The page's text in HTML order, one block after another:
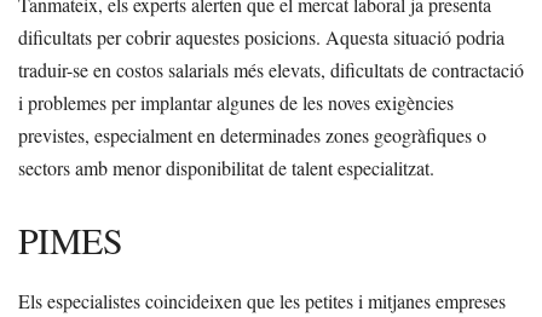
dificultats per cobrir aquestes posicions. Aquesta situació podria
traduir-se en costos salarials més elevats, dificultats de contractació
i problemes per implantar algunes de les noves exigències
previstes, especialment en determinades zones geogràfiques o
sectors amb menor disponibilitat de talent especialitzat.
PIMES
Els especialistes coincideixen que les petites i mitjanes empreses